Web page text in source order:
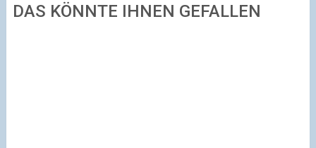
DAS KÖNNTE IHNEN GEFALLEN